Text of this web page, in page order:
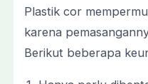
Plastik cor
karena
Berikut beberapa